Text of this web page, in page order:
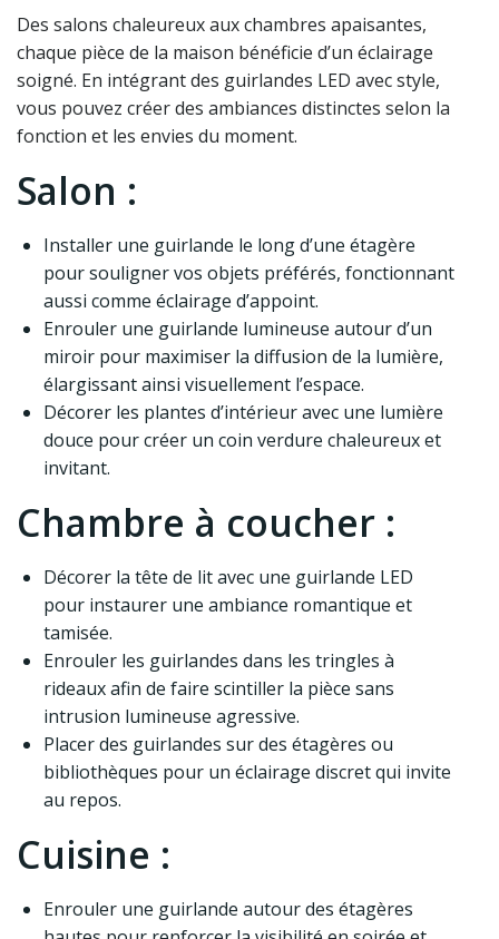
Des salons chaleureux aux chambres apaisantes,
chaque pièce de la maison bénéficie d’un éclairage
soigné. En intégrant des guirlandes LED avec style,
vous pouvez créer des ambiances distinctes selon la
fonction et les envies du moment.
Salon :
Installer une guirlande le long d’une étagère
pour souligner vos objets préférés, fonctionnant
aussi comme éclairage d’appoint.
Enrouler une guirlande lumineuse autour d’un
miroir pour maximiser la diffusion de la lumière,
élargissant ainsi visuellement l’espace.
Décorer les plantes d’intérieur avec une lumière
douce pour créer un coin verdure chaleureux et
invitant.
Chambre à coucher :
Décorer la tête de lit avec une guirlande LED
pour instaurer une ambiance romantique et
tamisée.
Enrouler les guirlandes dans les tringles à
rideaux afin de faire scintiller la pièce sans
intrusion lumineuse agressive.
Placer des guirlandes sur des étagères ou
bibliothèques pour un éclairage discret qui invite
au repos.
Cuisine :
Enrouler une guirlande autour des étagères